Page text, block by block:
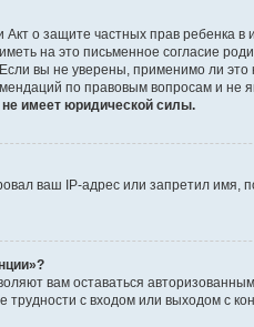
Акт о защите частных прав
на это письменное согласие
вы не уверены, применимо ли
по правовым вопросам и не
имеет юридической силы.
ваш IP-адрес или запретил имя,
вам оставаться
с входом или выходом с